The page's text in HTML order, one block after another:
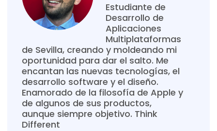
Estudiante de
Desarrollo de
Aplicaciones
Multiplataformas
de Sevilla, creando y moldeando mi
oportunidad para dar el salto. Me
encantan las nuevas tecnologías, el
desarrollo software y el diseño.
Enamorado de la filosofía de Apple y
de algunos de sus productos,
aunque siempre objetivo. Think
Different